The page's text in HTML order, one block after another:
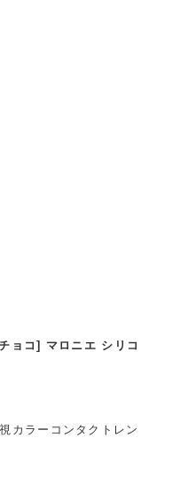
ョコ] マロニエ シリコ
カラーコンタクトレン